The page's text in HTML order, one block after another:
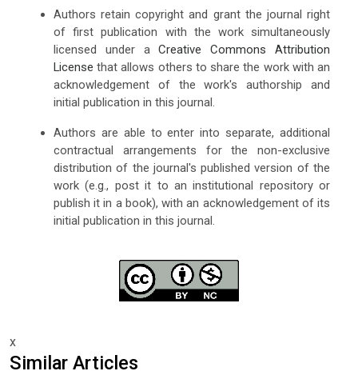
Authors retain copyright and grant the journal right
of first publication with the work simultaneously
licensed under aCreative Commons Attribution
License that allows others to share the work with an
acknowledgement of the work's authorship and
initial publication in this journal.
Authors are able to enter into separate, additional
contractual arrangements for the non-exclusive
distribution of the journal's published version of the
work (e.g., post it to an institutional repository or
publish it in a book), with an acknowledgement of its
initial publication in this journal.
x
Similar Articles